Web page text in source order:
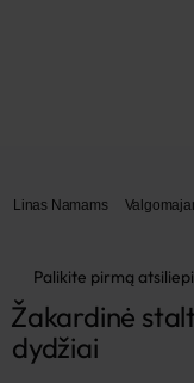
Linas Namams
Palikite pirmą
Žakardinė
dydžiai